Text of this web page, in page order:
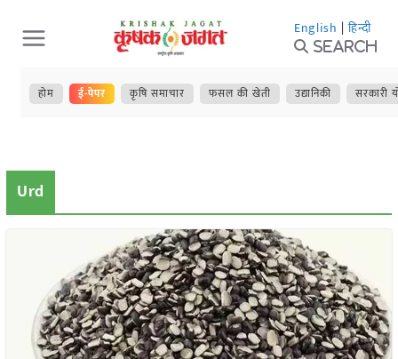
Skip
to
content
English | हिन्दी
Search
होम ई-पेपर कृषि समाचार फसल की खेती उद्यानिकी सरकारी
Urd